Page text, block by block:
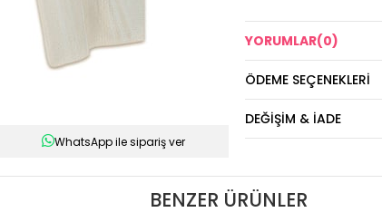
WhatsApp ile sipariş ver
YORUMLAR(0)
ÖDEME SEÇENEKLERI
DEĞIŞIM & İADE
BENZER ÜRÜNLER